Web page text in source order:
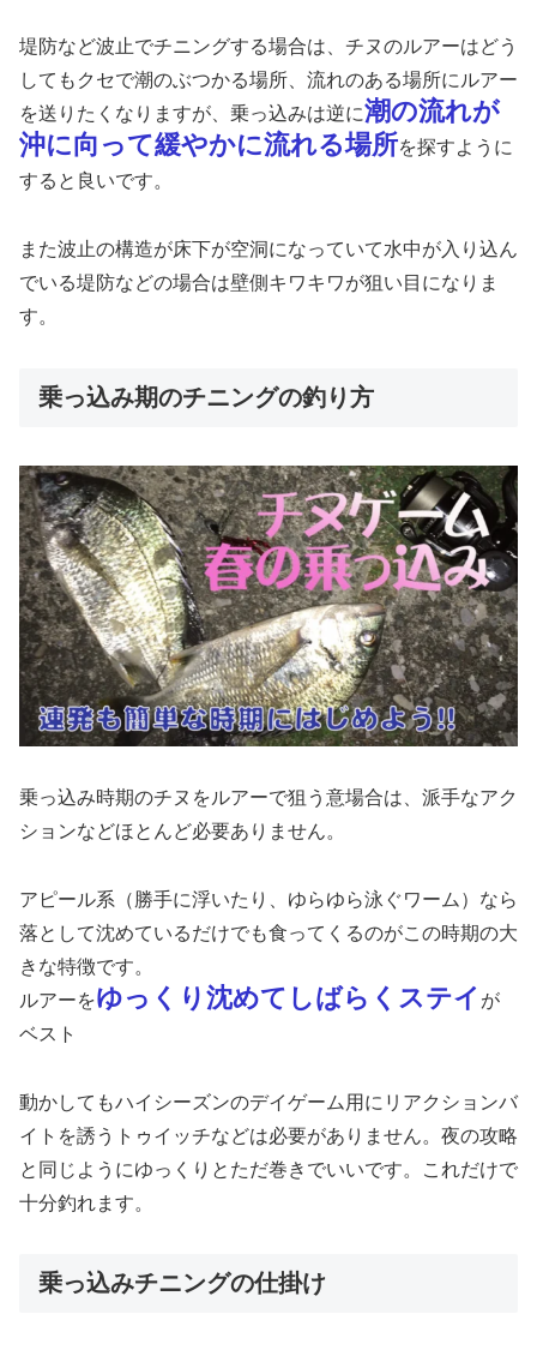
堤防など波止でチニングする場合は、チヌのルアーはどう
してもクセで潮のぶつかる場所、流れのある場所にルアー
を送りたくなりますが、乗っ込みは逆に潮の流れが
沖に向って緩やかに流れる場所を探すように
すると良いです。
また波止の構造が床下が空洞になっていて水中が入り込ん
でいる堤防などの場合は壁側キワキワが狙い目になりま
す。
乗っ込み期のチニングの釣り方
乗っ込み時期のチヌをルアーで狙う意場合は、派手なアク
ションなどほとんど必要ありません。
アピール系（勝手に浮いたり、ゆらゆら泳ぐワーム）なら
落として沈めているだけでも食ってくるのがこの時期の大
きな特徴です。
ルアーをゆっくり沈めてしばらくステイ が
ベスト
動かしてもハイシーズンのデイゲーム用にリアクションバ
イトを誘うトゥイッチなどは必要がありません。夜の攻略
と同じようにゆっくりとただ巻きでいいです。これだけで
十分釣れます。
乗っ込みチニングの仕掛け